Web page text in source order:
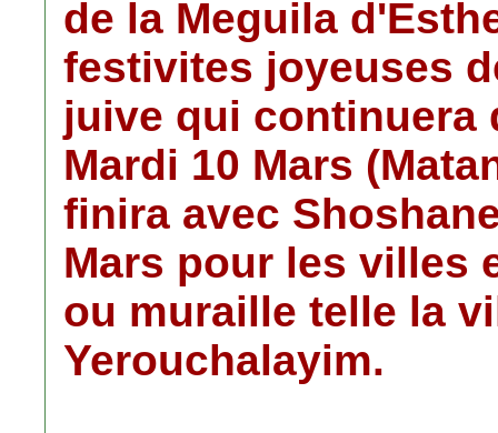
de la Meguila
festivites joyeuses
juive qui continuera
Mardi 10 Mars
finira avec
Mars pour les villes
ou muraille telle la
Yerouchalayim.